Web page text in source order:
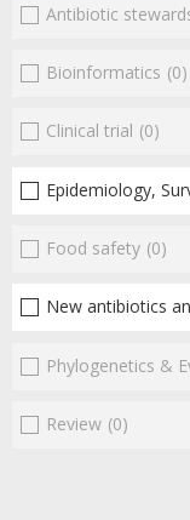
Antibiotic
Bioinformatics (0)
Clinical trial (0)
Epidemiology,
Food safety (0)
New antibiotics and
Phylogenetics &
Review (0)